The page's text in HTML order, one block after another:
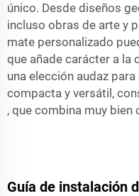
único. Desde diseños
incluso obras de arte y
mate personalizado
que añade carácter a la
una elección audaz
compacta y versátil,
, que combina muy
Guía de instalación